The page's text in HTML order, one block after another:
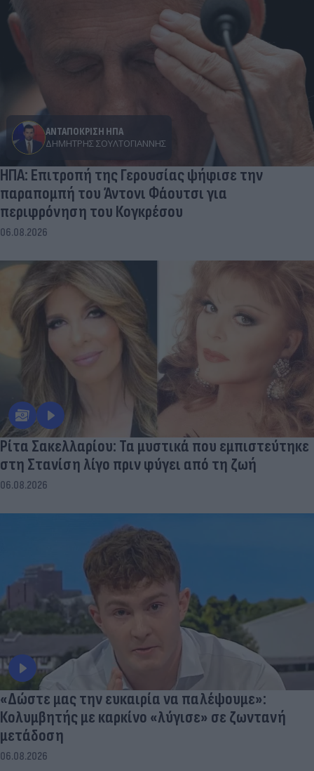
ΑΝΤΑΠΟΚΡΙΣΗ ΗΠΑ
ΔΗΜΉΤΡΗΣ ΣΟΥΛΤΟΓΙΆΝΝΗΣ
ΗΠΑ: Επιτροπή της Γερουσίας ψήφισε την
παραπομπή του Άντονι Φάουτσι για
περιφρόνηση του Κογκρέσου
06.08.2026
Ρίτα Σακελλαρίου: Τα μυστικά που εμπιστεύτηκε
στη Στανίση λίγο πριν φύγει από τη ζωή
06.08.2026
«Δώστε μας την ευκαιρία να παλέψουμε»:
Κολυμβητής με καρκίνο «λύγισε» σε ζωντανή
μετάδοση
06.08.2026